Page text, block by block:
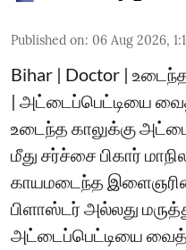
Published on: 06 Aug 2026,
Bihar | Doctor |
| அட்டைப்பெட்டியை
உடைந்த காலுக்கு
மீது சர்ச்சை பிகார்
காயமடைந்த
பிளாஸ்டர் அல்லது
அட்டைப்பெட்டியை